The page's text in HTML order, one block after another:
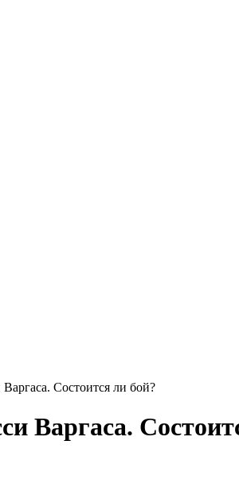
Состоится ли бой?
Варгаса.